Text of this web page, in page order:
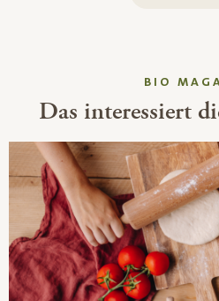
BIO
Das interessiert